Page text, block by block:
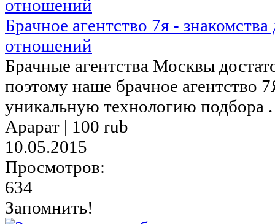
Брачное агентство 7я -
отношений
Брачные агентства Москвы
поэтому наше брачное агентство
уникальную технологию подбора .
Арарат | 100 rub
10.05.2015
Просмотров:
634
Запомнить!